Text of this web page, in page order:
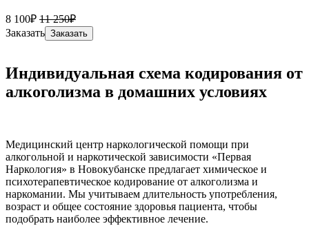
8 100₽ 11 250₽
Заказать Заказать
Индивидуальная схема кодирования от
алкоголизма в домашних условиях
Медицинский центр наркологической помощи при
алкогольной и наркотической зависимости «Первая
Наркология» в Новокубанске предлагает химическое и
психотерапевтическое кодирование от алкоголизма и
наркомании. Мы учитываем длительность употребления,
возраст и общее состояние здоровья пациента, чтобы
подобрать наиболее эффективное лечение.